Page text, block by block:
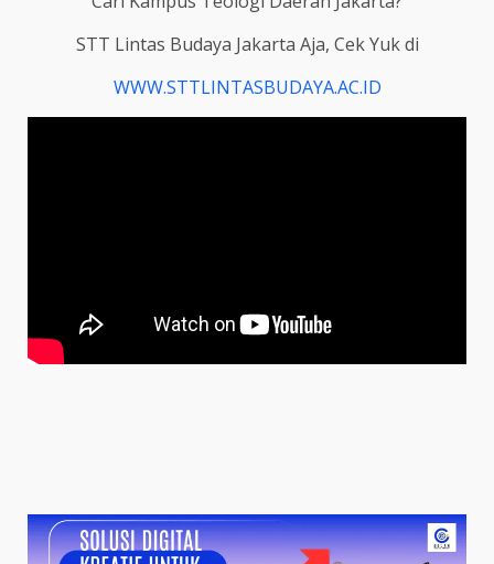
STT Lintas Budaya Jakarta Aja, Cek Yuk di
WWW.STTLINTASBUDAYA.AC.ID